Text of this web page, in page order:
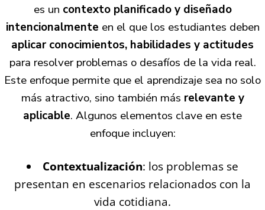
es un contexto planificado y diseñado
intencionalmente en el que los estudiantes deben
aplicar conocimientos, habilidades y actitudes
para resolver problemas o desafíos de la vida real.
Este enfoque permite que el aprendizaje sea no solo
más atractivo, sino también más relevante y
aplicable. Algunos elementos clave en este
enfoque incluyen:
Contextualización: los problemas se
presentan en escenarios relacionados con la
vida cotidiana.